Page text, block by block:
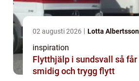
02 augusti 2026 Lotta Albertsson
inspiration
Flytthjälp i sundsvall så får du en
smidig och trygg flytt